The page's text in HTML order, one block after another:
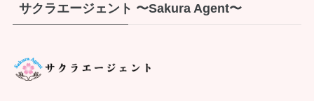
サクラエージェント 〜Sakura Agent〜